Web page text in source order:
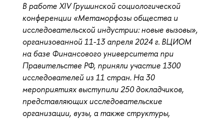
В работе XIV Грушинской социологической
конференции «Метаморфозы общества и
исследовательской индустрии: новые вызовы»,
организованной 11-13 апреля 2024 г. ВЦИОМ
на базе Финансового университета при
Правительстве РФ, приняли участие 1300
исследователей из 11 стран. На 30
мероприятиях выступили 250 докладчиков,
представляющих исследовательские
организации, вузы, а также структуры,